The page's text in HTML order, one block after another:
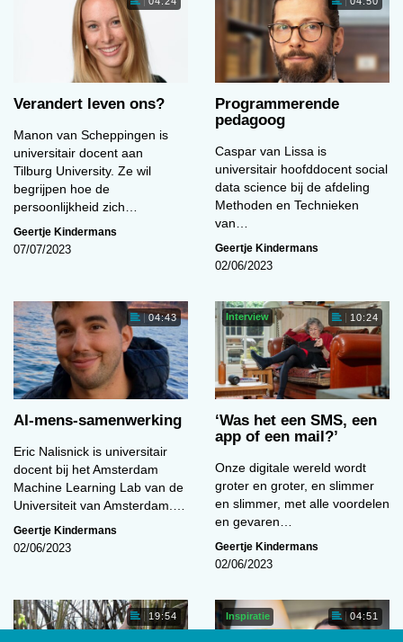
Verandert leven ons?
Manon van Scheppingen is
universitair docent aan
Tilburg University. Ze wil
begrijpen hoe de
persoonlijkheid zich…
Geertje Kindermans
07/07/2023
Programmerende
pedagoog
Caspar van Lissa is
universitair hoofddocent social
data science bij de afdeling
Methoden en Technieken
van…
Geertje Kindermans
02/06/2023
04:43
AI-mens-samenwerking
Eric Nalisnick is universitair
docent bij het Amsterdam
Machine Learning Lab van de
Universiteit van Amsterdam.…
Geertje Kindermans
02/06/2023
Interview 10:24
‘Was het een SMS, een
app of een mail?’
Onze digitale wereld wordt
groter en groter, en slimmer
en slimmer, met alle voordelen
en gevaren…
Geertje Kindermans
02/06/2023
19:54 Inspiratie 04:51